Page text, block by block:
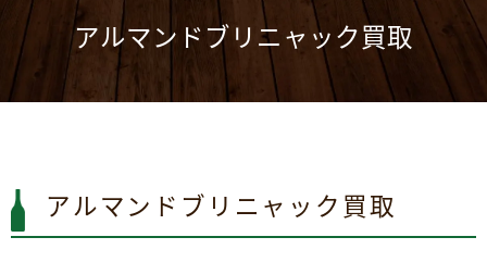
アルマンドブリニャック買取
アルマンドブリニャック買取